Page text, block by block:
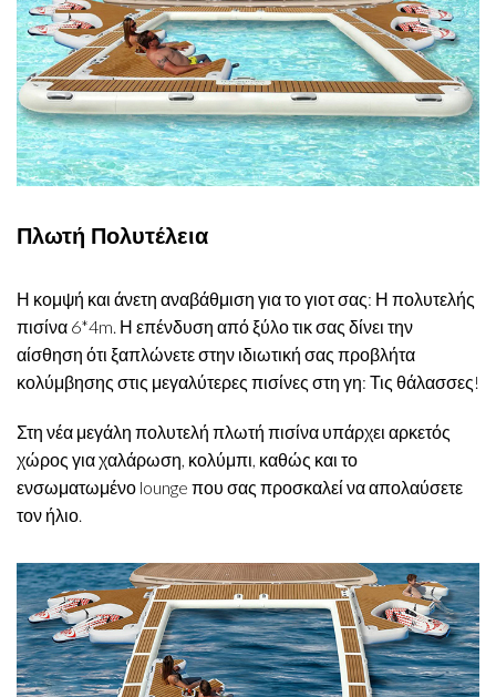
Πλωτή Πολυτέλεια
Η κομψή και άνετη αναβάθμιση για το γιοτ σας: Η πολυτελής
πισίνα 6*4m. Η επένδυση από ξύλο τικ σας δίνει την
αίσθηση ότι ξαπλώνετε στην ιδιωτική σας προβλήτα
κολύμβησης στις μεγαλύτερες πισίνες στη γη: Τις θάλασσες!
Στη νέα μεγάλη πολυτελή πλωτή πισίνα υπάρχει αρκετός
χώρος για χαλάρωση, κολύμπι, καθώς και το
ενσωματωμένο lounge που σας προσκαλεί να απολαύσετε
τον ήλιο.